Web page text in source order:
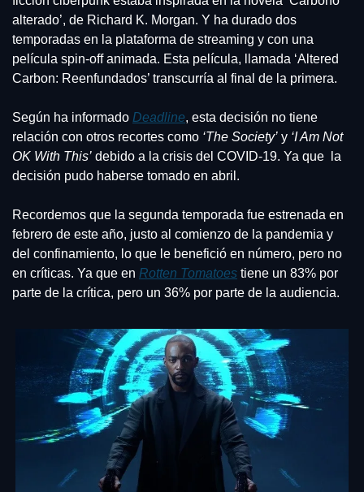
alterado’, de Richard K. Morgan. Y ha durado dos
temporadas en la plataforma de streaming y con una
película spin-off animada. Esta película, llamada ‘Altered
Carbon: Reenfundados’ transcurría al final de la primera.
Según ha informado Deadline, esta decisión no tiene
relación con otros recortes como ‘The Society’ y ‘I Am Not
OK With This’ debido a la crisis del COVID-19. Ya que  la
decisión pudo haberse tomado en abril.
Recordemos que la segunda temporada fue estrenada en
febrero de este año, justo al comienzo de la pandemia y
del confinamiento, lo que le benefició en número, pero no
en críticas. Ya que en Rotten Tomatoes tiene un 83% por
parte de la crítica, pero un 36% por parte de la audiencia.